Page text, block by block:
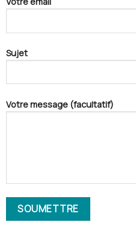
Sujet
Votre message (facultatif)